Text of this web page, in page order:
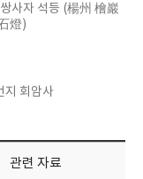
사자 석등 (楊州 檜巖
燈)
지 회암사
관련 자료